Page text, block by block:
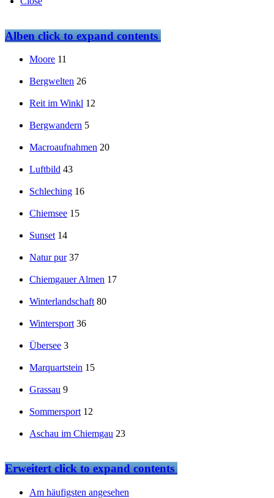
Albenclick to expand contents
Moore 11
Bergwelten 26
Reit im Winkl 12
Bergwandern 5
Macroaufnahmen 20
Luftbild 43
Schleching 16
Chiemsee 15
Sunset 14
Natur pur 37
Chiemgauer Almen 17
Winterlandschaft 80
Wintersport 36
Übersee 3
Marquartstein 15
Grassau 9
Sommersport 12
Aschau im Chiemgau 23
Erweitertclick to expand contents
Am häufigsten angesehen